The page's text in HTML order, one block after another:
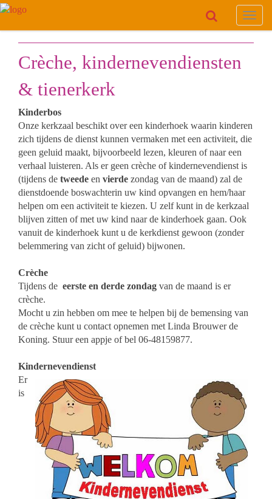
Crèche, kindernevendiensten
& tienerkerk
Kinderbos
Onze kerkzaal beschikt over een kinderhoek waarin kinderen
zich tijdens de dienst kunnen vermaken met een activiteit, die
geen geluid maakt, bijvoorbeeld lezen, kleuren of naar een
verhaal luisteren. Als er geen crèche of kindernevendienst is
(tijdens de tweede en vierde zondag van de maand) zal de
dienstdoende boswachterin uw kind opvangen en hem/haar
helpen om een activiteit te kiezen. U zelf kunt in de kerkzaal
blijven zitten of met uw kind naar de kinderhoek gaan. Ook
vanuit de kinderhoek kunt u de kerkdienst gewoon (zonder
belemmering van zicht of geluid) bijwonen.
Crèche
Tijdens de eerste en derde zondag van de maand is er
crèche.
Mocht u zin hebben om mee te helpen bij de bemensing van
de crèche kunt u contact opnemen met Linda Brouwer de
Koning. Stuur een appje of bel 06-48159877.
Kindernevendienst
Er
is